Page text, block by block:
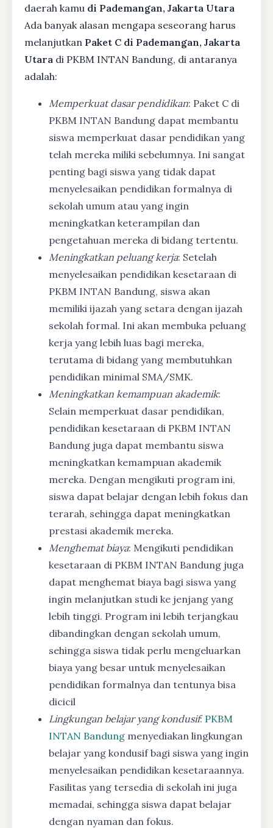
daerah kamu di Pademangan, Jakarta Utara
Ada banyak alasan mengapa seseorang harus
melanjutkan Paket C di Pademangan, Jakarta
Utara di PKBM INTAN Bandung, di antaranya
adalah:
Memperkuat dasar pendidikan: Paket C di
PKBM INTAN Bandung dapat membantu
siswa memperkuat dasar pendidikan yang
telah mereka miliki sebelumnya. Ini sangat
penting bagi siswa yang tidak dapat
menyelesaikan pendidikan formalnya di
sekolah umum atau yang ingin
meningkatkan keterampilan dan
pengetahuan mereka di bidang tertentu.
Meningkatkan peluang kerja: Setelah
menyelesaikan pendidikan kesetaraan di
PKBM INTAN Bandung, siswa akan
memiliki ijazah yang setara dengan ijazah
sekolah formal. Ini akan membuka peluang
kerja yang lebih luas bagi mereka,
terutama di bidang yang membutuhkan
pendidikan minimal SMA/SMK.
Meningkatkan kemampuan akademik:
Selain memperkuat dasar pendidikan,
pendidikan kesetaraan di PKBM INTAN
Bandung juga dapat membantu siswa
meningkatkan kemampuan akademik
mereka. Dengan mengikuti program ini,
siswa dapat belajar dengan lebih fokus dan
terarah, sehingga dapat meningkatkan
prestasi akademik mereka.
Menghemat biaya: Mengikuti pendidikan
kesetaraan di PKBM INTAN Bandung juga
dapat menghemat biaya bagi siswa yang
ingin melanjutkan studi ke jenjang yang
lebih tinggi. Program ini lebih terjangkau
dibandingkan dengan sekolah umum,
sehingga siswa tidak perlu mengeluarkan
biaya yang besar untuk menyelesaikan
pendidikan formalnya dan tentunya bisa
dicicil
Lingkungan belajar yang kondusif: PKBM
INTAN Bandung menyediakan lingkungan
belajar yang kondusif bagi siswa yang ingin
menyelesaikan pendidikan kesetaraannya.
Fasilitas yang tersedia di sekolah ini juga
memadai, sehingga siswa dapat belajar
dengan nyaman dan fokus.